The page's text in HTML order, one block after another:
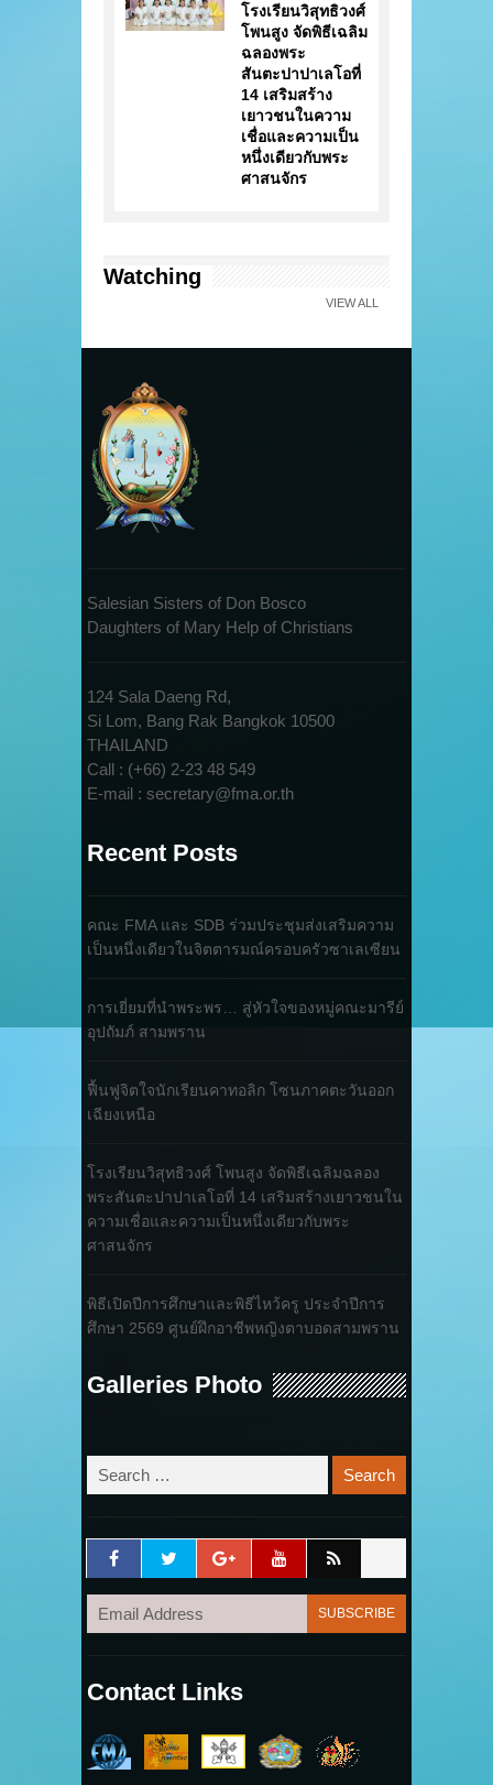
โรงเรียนวิสุทธิวงศ์
โพนสูง จัดพิธีเฉลิม
ฉลองพระ
สันตะปาปาเลโอที่
14 เสริมสร้าง
เยาวชนในความ
เชื่อและความเป็น
หนึ่งเดียวกับพระ
ศาสนจักร
Watching
VIEW ALL
Salesian Sisters of Don Bosco
Daughters of Mary Help of Christians
124 Sala Daeng Rd,
Si Lom, Bang Rak Bangkok 10500
THAILAND
Call : (+66) 2-23 48 549
E-mail : secretary@fma.or.th
Recent Posts
คณะ FMA และ SDB ร่วมประชุมส่งเสริมความ
เป็นหนึ่งเดียวในจิตตารมณ์ครอบครัวซาเลเซียน
การเยี่ยมที่นำพระพร… สู่หัวใจของหมู่คณะมารีย์
อุปถัมภ์ สามพราน
ฟื้นฟูจิตใจนักเรียนคาทอลิก โซนภาคตะวันออก
เฉียงเหนือ
โรงเรียนวิสุทธิวงศ์ โพนสูง จัดพิธีเฉลิมฉลอง
พระสันตะปาปาเลโอที่ 14 เสริมสร้างเยาวชนใน
ความเชื่อและความเป็นหนึ่งเดียวกับพระ
ศาสนจักร
พิธีเปิดปีการศึกษาและพิธีไหว้ครู ประจำปีการ
ศึกษา 2569 ศูนย์ฝึกอาชีพหญิงตาบอดสามพราน
Galleries Photo
Contact Links